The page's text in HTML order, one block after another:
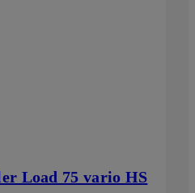
Load 75 vario HS